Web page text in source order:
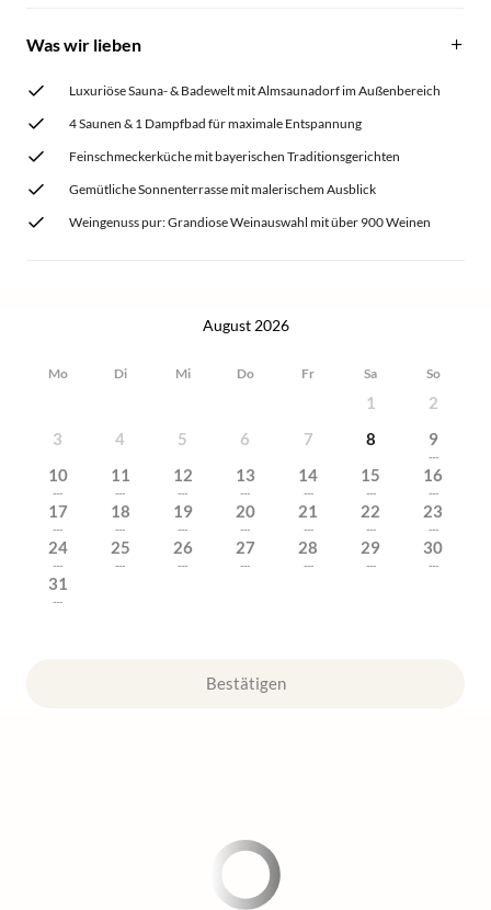
Was wir lieben
Luxuriöse Sauna- & Badewelt mit Almsaunadorf im Außenbereich
4 Saunen & 1 Dampfbad für maximale Entspannung
Feinschmeckerküche mit bayerischen Traditionsgerichten
Gemütliche Sonnenterrasse mit malerischem Ausblick
Weingenuss pur: Grandiose Weinauswahl mit über 900 Weinen
August 2026
Mo Di Mi Do Fr Sa So
1
2
3
4 5 6 7 8 9
---
10
---
11
---
12
---
13
---
14
---
15
---
16
---
17
---
18
---
19
---
20
---
21
---
22
---
23
---
24
---
25
---
26
---
27
---
28
---
29
---
30
---
31
---
Bestätigen